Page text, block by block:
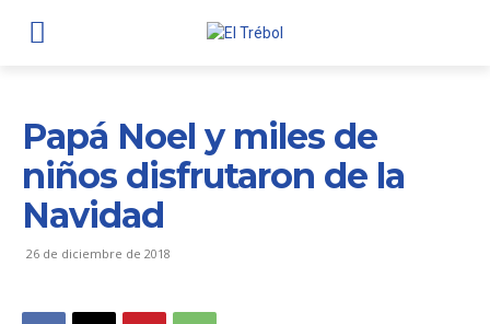
Papá Noel y miles de
niños disfrutaron de la
Navidad
26 de diciembre de 2018